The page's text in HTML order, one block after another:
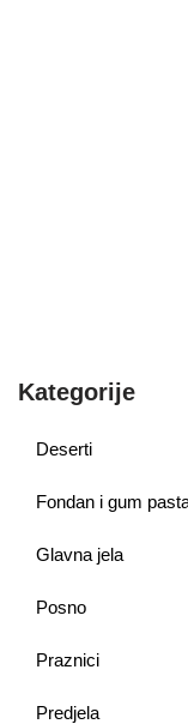
Kategorije
Deserti
Fondan i gum
Glavna jela
Posno
Praznici
Predjela